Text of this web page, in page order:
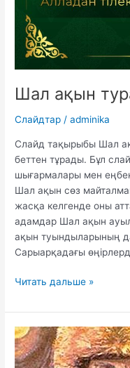
Шал ақын
Слайдтар /adminika
Слайд тақырыбы Шал
беттен тұрады. Бұл
шығармалары мен
Шал ақын сөз
жасқа келгенде оны
адамдар Шал ақын
ақын туындыларының
Сарыарқадағы
Шал
туралы
слайд
Читать дальше »